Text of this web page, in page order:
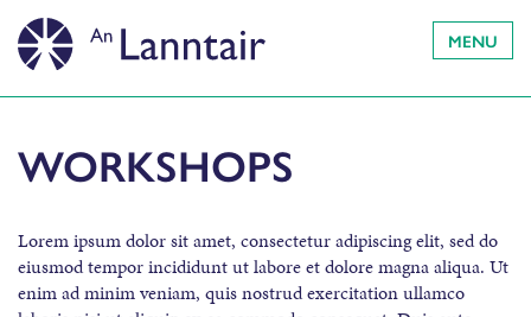
MENU
WORKSHOPS
Lorem ipsum dolor sit amet, consectetur adipiscing elit, sed do
eiusmod tempor incididunt ut labore et dolore magna aliqua. Ut
enim ad minim veniam, quis nostrud exercitation ullamco